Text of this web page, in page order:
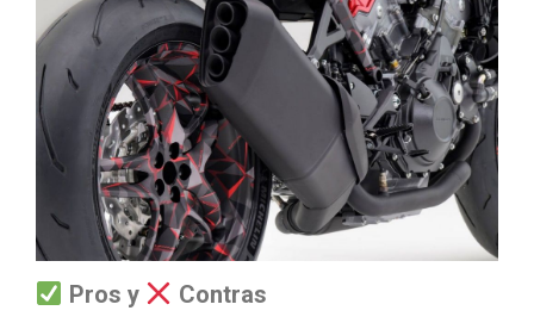
Pros y Contras